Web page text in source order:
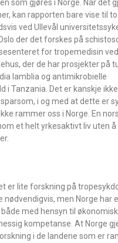
som gjøres i Norge. Når det
kan rapporten bare vise til
ved Ullevål
der det forskes på
for tropemedisin
der de har prosjekter på
lamblia og antimikrobielle
i Tanzania. Det er kanskje
i og med at dette er
rammer oss i Norge. En
et helt yrkesaktivt liv uten å
er lite forskning på
nødvendigvis, men Norge har
med hensyn til
kompetanse. At Norge
i de landene som er